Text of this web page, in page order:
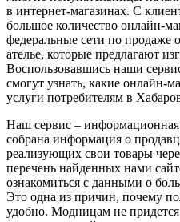
в интернет-магазинах. С
большое количество онлайн-
федеральные сети по
ателье, которые предлагают
Воспользовавшись наши
смогут узнать, какие онлайн-
услуги потребителям в
Наш сервис – информационная
собрана информация о
реализующих свои товары
перечень найденных нами
ознакомиться с данными о
Это одна из причин, почему
удобно. Модницам не